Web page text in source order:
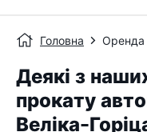
Головна Оренда
Деякі з
прокату
Веліка-